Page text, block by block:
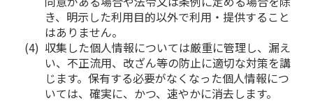
き、明示した利用目的以外で利用・提供すること
はありません。
収集した個人情報については厳重に管理し、漏え
い、不正流用、改ざん等の防止に適切な対策を講
じます。保有する必要がなくなった個人情報につ
いては、確実に、かつ、速やかに消去します。